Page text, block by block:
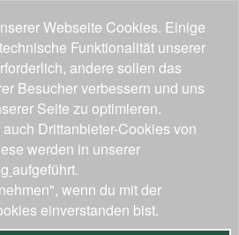
Webseite Cookies. Einige
Funktionalität unserer
andere sollen das
Besucher verbessern und uns
Seite zu optimieren.
Drittanbieter-Cookies von
werden in unserer
aufgeführt.
wenn du mit der
einverstanden bist.